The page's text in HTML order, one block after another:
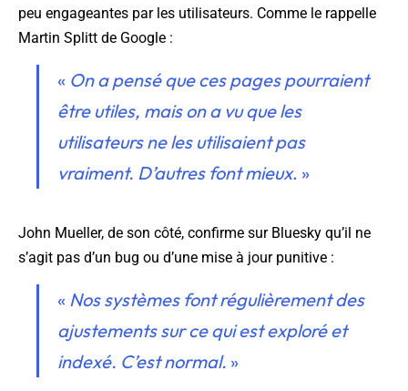
peu engageantes par les utilisateurs. Comme le rappelle
Martin Splitt de Google :
« On a pensé que ces pages pourraient
être utiles, mais on a vu que les
utilisateurs ne les utilisaient pas
vraiment. D’autres font mieux. »
John Mueller, de son côté, confirme sur Bluesky qu’il ne
s’agit pas d’un bug ou d’une mise à jour punitive :
« Nos systèmes font régulièrement des
ajustements sur ce qui est exploré et
indexé. C’est normal. »